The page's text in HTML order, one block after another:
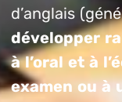
d’anglais
développer
à l’oral et à
examen ou à